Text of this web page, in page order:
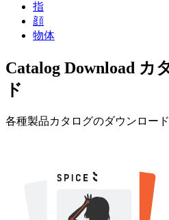
指
顔
物体
Catalog Download カ
ド
各種製品カタログのダウンロード